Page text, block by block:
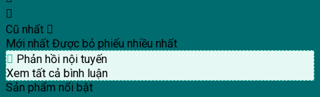
Cũ nhất
Mới nhất Được bỏ phiếu nhiều nhất
Phản hồi nội tuyến
Xem tất cả bình luận
Sản phẩm nổi bật